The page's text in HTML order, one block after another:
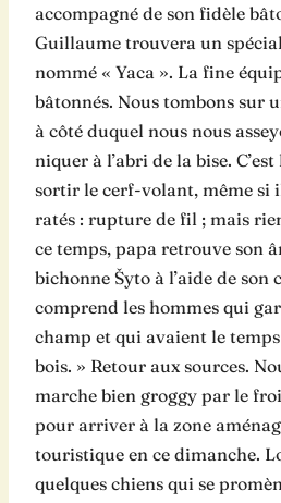
accompagné de son fidèle
Guillaume trouvera un
nommé « Yaca ». La fine
bâtonnés. Nous tombons sur
à côté duquel nous nous
niquer à l’abri de la bise.
sortir le cerf-volant, même si
ratés : rupture de fil ; mais
ce temps, papa retrouve son
bichonne Šyto à l’aide de son
comprend les hommes qui
champ et qui avaient le
bois. » Retour aux sources.
marche bien groggy par le
pour arriver à la zone
touristique en ce dimanche.
quelques chiens qui se